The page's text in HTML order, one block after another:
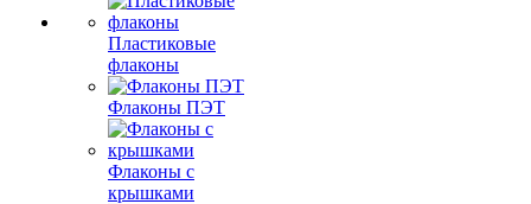
Пластиковые
флаконы
Флаконы ПЭТ
Флаконы с
крышками